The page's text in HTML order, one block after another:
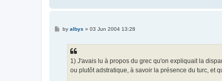
Pby albyx » 03 Jun 2004 13:28
1) J'avais lu à propos du grec qu'on expliquait la
ou plutôt adstratique, à savoir la présence du turc, et